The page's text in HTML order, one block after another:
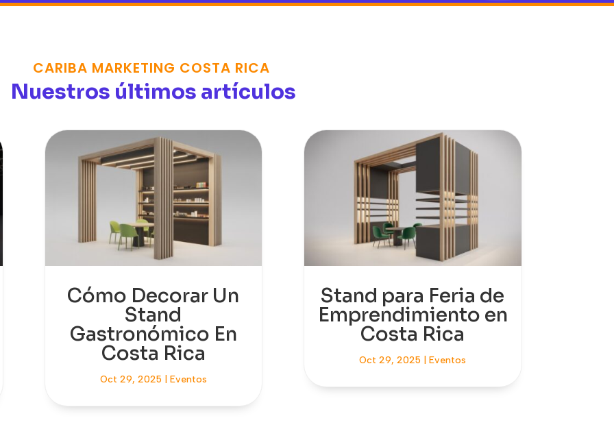
CARIBA MARKETING COSTA RICA
Nuestros últimos artículos
Cómo Decorar Un
Stand
Gastronómico En
Costa Rica
Oct 29, 2025 Eventos
Stand para Feria de
Emprendimiento en
Costa Rica
Oct 29, 2025 |Eventos